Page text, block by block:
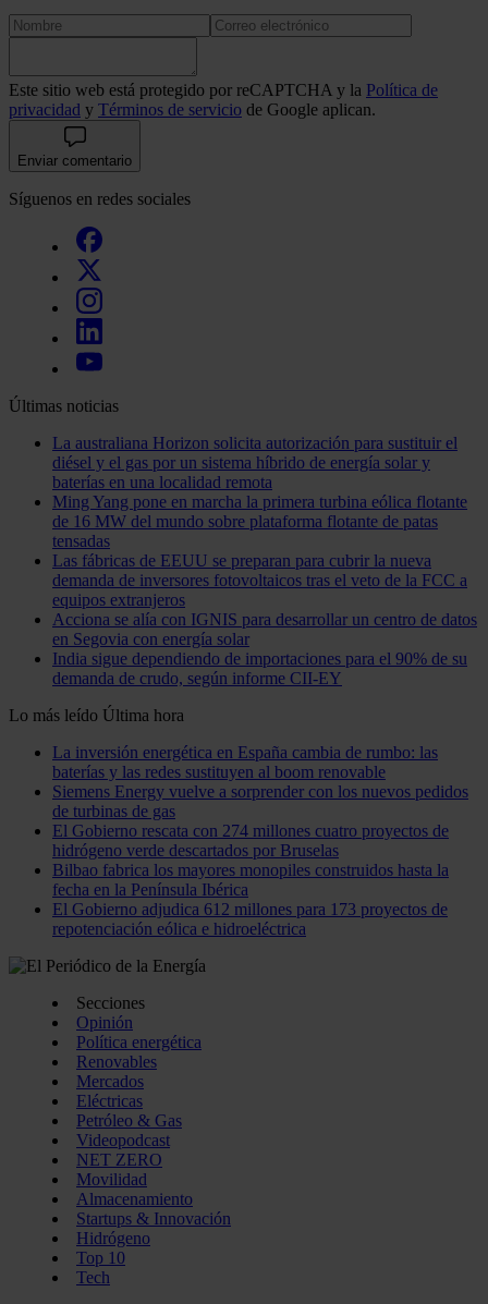
Este sitio web está protegido por reCAPTCHA y la Política de
privacidad y Términos de servicio de Google aplican.
Enviar comentario
Síguenos en redes sociales
Últimas noticias
La australiana Horizon solicita autorización para sustituir el
diésel y el gas por un sistema híbrido de energía solar y
baterías en una localidad remota
Ming Yang pone en marcha la primera turbina eólica flotante
de 16 MW del mundo sobre plataforma flotante de patas
tensadas
Las fábricas de EEUU se preparan para cubrir la nueva
demanda de inversores fotovoltaicos tras el veto de la FCC a
equipos extranjeros
Acciona se alía con IGNIS para desarrollar un centro de datos
en Segovia con energía solar
India sigue dependiendo de importaciones para el 90% de su
demanda de crudo, según informe CII-EY
Lo más leído Última hora
La inversión energética en España cambia de rumbo: las
baterías y las redes sustituyen al boom renovable
Siemens Energy vuelve a sorprender con los nuevos pedidos
de turbinas de gas
El Gobierno rescata con 274 millones cuatro proyectos de
hidrógeno verde descartados por Bruselas
Bilbao fabrica los mayores monopiles construidos hasta la
fecha en la Península Ibérica
El Gobierno adjudica 612 millones para 173 proyectos de
repotenciación eólica e hidroeléctrica
Secciones
Opinión
Política energética
Renovables
Mercados
Eléctricas
Petróleo & Gas
Videopodcast
NET ZERO
Movilidad
Almacenamiento
Startups & Innovación
Hidrógeno
Top 10
Tech